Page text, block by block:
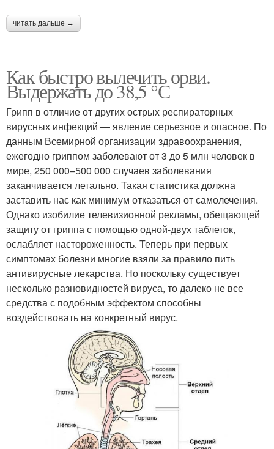
читать дальше →
Как быстро вылечить орви.
Выдержать до 38,5 °С
Грипп в отличие от других острых респираторных
вирусных инфекций — явление серьезное и опасное. По
данным Всемирной организации здравоохранения,
ежегодно гриппом заболевают от 3 до 5 млн человек в
мире, 250 000–500 000 случаев заболевания
заканчивается летально. Такая статистика должна
заставить нас как минимум отказаться от самолечения.
Однако изобилие телевизионной рекламы, обещающей
защиту от гриппа с помощью одной-двух таблеток,
ослабляет настороженность. Теперь при первых
симптомах болезни многие взяли за правило пить
антивирусные лекарства. Но поскольку существует
несколько разновидностей вируса, то далеко не все
средства с подобным эффектом способны
воздействовать на конкретный вирус.